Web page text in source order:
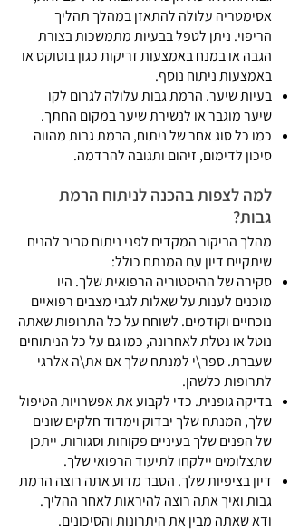
אסימטריה עלולה להתאזן במהלך תהליך
הריפוי. ניתן לטפל בבעיות מתמשכות בצורת
הגבה או במנח באמצעות זריקות כגון בוטוקס או
באמצעות ניתוח נוסף.
בעיות שיער. הרמת גבות עלולה לגרום לקו
שיער מוגבר או לנשירת שיער במקום החתך.
כמו כל סוג אחר של ניתוח, הרמת גבות מהווה
סיכון לדימום, זיהום ותגובה להרדמה.
למה לצפות בהכנה לניתוח הרמת
גבות?
מהלך הביקור המקדים לפני ניתוח סביר להניח
שיתקיים דיון עם המנתח כולל:
סקירה של ההיסטוריה הרפואית שלך. היו
מוכנים לענות על שאלות לגבי מצבים רפואיים
נוכחיים וקודמים. לשוחח על כל התרופות שאתה
נוטל או נטלת לאחרונה, כמו גם על כל הניתוחים
שעברת. ספר\י למנתח שלך אם את\ה אלרגי
לתרופות כלשהן.
בדיקה גופנית. כדי לקבוע את אפשרויות הטיפול
שלך, המנתח שלך יבדוק וימדוד חלקים שונים
של הפנים שלך בעיניים פקוחות וסגורות. ייתכן
שתצלומים יילקחו לתיעוד הרפואי שלך.
דיון בציפיות שלך. הסבר מדוע אתה רוצה הרמת
גבות ואיך אתה רוצה להיראות לאחר ההליך.
ודא שאתה מבין את היתרונות והסיכונים.